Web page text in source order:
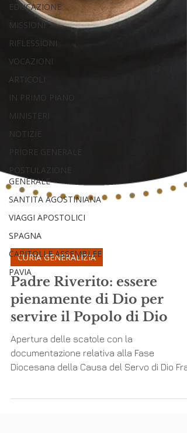
EDUCAZIONE
MISSIONI
RIFLESSIONI
VOCAZIONI
ARTICOLI
IN PRIMO PIANO
MINISTERI
NOTIZIE
PRIORE GENERALE
POSTULAZIONE
GENERALE
SANTITA AGOSTINIANA
VIAGGI APOSTOLICI
SPAGNA
CAPITOLI E ASSEMBLEE
PAVIA
-
CURIA GENERALIZIA
Padre Riverito: essere
pienamente di Dio per
servire il Popolo di Dio
Apertura delle scatole con la
Diocesana della Causa del Servo di Dio Fra